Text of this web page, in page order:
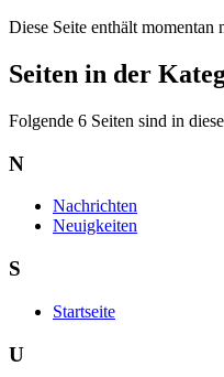
Diese Seite enthält momentan
Seiten in der
Folgende 6 Seiten sind in
N
Nachrichten
Neuigkeiten
S
Startseite
U